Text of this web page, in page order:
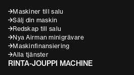
Maskiner till salu
Sälj din maskin
Redskap till salu
Nya Airman minigrävare
Maskinfinansiering
Alla tjänster
RINTA-JOUPPI MACHINE